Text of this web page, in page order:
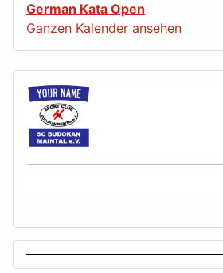
German Kata Open
Ganzen Kalender ansehen